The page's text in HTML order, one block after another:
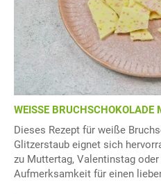
WEISSE BRUCHSCHOKOLADE
Dieses Rezept für weiße
Glitzerstaub eignet sich
zu Muttertag, Valentinstag
Aufmerksamkeit für einen